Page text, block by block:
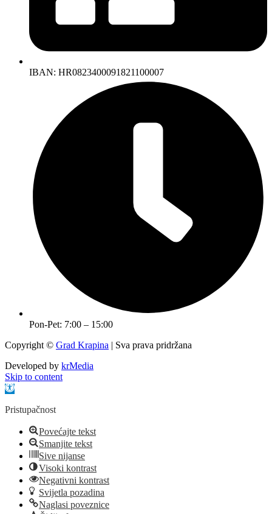
IBAN: HR0823400091821100007
Pon-Pet: 7:00 – 15:00
Copyright © Grad Krapina | Sva prava pridržana
Developed by krMedia
Skip to content
Open toolbar
Pristupačnost
Povećajte tekst
Smanjite tekst
Sive nijanse
Visoki kontrast
Negativni kontrast
Svijetla pozadina
Naglasi poveznice